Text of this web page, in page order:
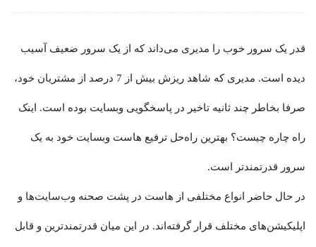
قدر یک سرور خوب را مدیری می‌‌داند که از یک سرور ضعیف آسیب
دیده است. مدیری که شاهد ریزش بیش از 7 درصد از مشتریان خود،
صرفا بخاطر چند ثانیه تاخیر در پاسخگویی وبسایت بوده است. اینک
راه چاره چیست؟ بهترین راه‌حل ترفیع هاست وبسایت خود به یک
سرور قدرتمندتر است.
در حال حاضر انواع مختلفی از هاست در پشت صحنه وب‌سایت‌ها و
اپلیکیشن‌های مختلف قرار گرفته‌اند. در این میان قدرتمندترین و قابل